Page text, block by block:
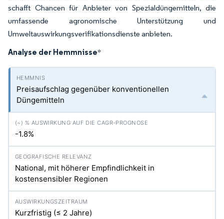
schafft Chancen für Anbieter von Spezialdüngemitteln, die
umfassende agronomische Unterstützung und
Umweltauswirkungsverifikationsdienste anbieten.
Analyse der Hemmnisse*
Preisaufschlag gegenüber konventionellen
Düngemitteln
-1.8%
National, mit höherer Empfindlichkeit in
kostensensibler Regionen
Kurzfristig (≤ 2 Jahre)